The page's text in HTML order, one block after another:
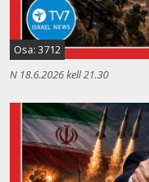
Osa: 3712
N 18.6.2026 kell 21.30